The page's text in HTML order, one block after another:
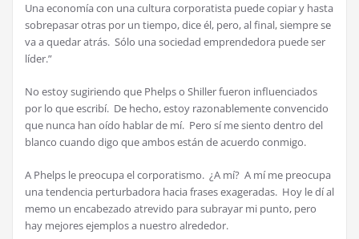
Una economía con una cultura corporatista puede copiar y hasta
sobrepasar otras por un tiempo, dice él, pero, al final, siempre se
va a quedar atrás. Sólo una sociedad emprendedora puede ser
líder.”
No estoy sugiriendo que Phelps o Shiller fueron influenciados
por lo que escribí. De hecho, estoy razonablemente convencido
que nunca han oído hablar de mí. Pero sí me siento dentro del
blanco cuando digo que ambos están de acuerdo conmigo.
A Phelps le preocupa el corporatismo. ¿A mí? A mí me preocupa
una tendencia perturbadora hacia frases exageradas. Hoy le dí al
memo un encabezado atrevido para subrayar mi punto, pero
hay mejores ejemplos a nuestro alrededor.